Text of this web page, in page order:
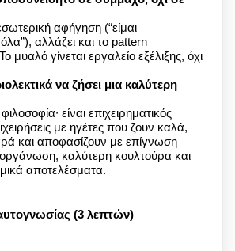
αφήγηση (“είμαι
αλλάζει και το pattern
γίνεται εργαλείο εξέλιξης, όχι
να ζήσει μια καλύτερη
είναι επιχειρηματικός
με ηγέτες που ζουν καλά,
και αποφασίζουν με επίγνωση
καλύτερη κουλτούρα και
αποτελέσματα.
(3 λεπτών)